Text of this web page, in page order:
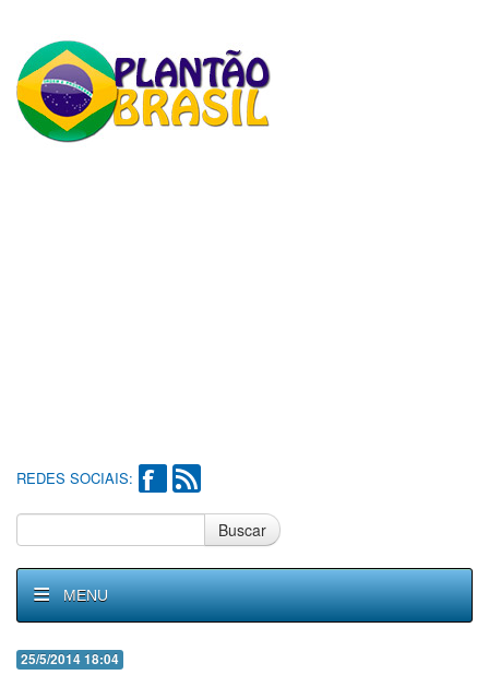
REDES SOCIAIS:
Buscar
MENU
25/5/2014 18:04